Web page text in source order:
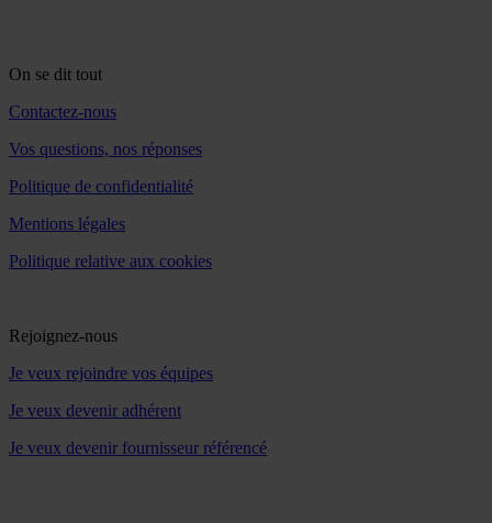
On se dit tout
Contactez-nous
Vos questions, nos réponses
Politique de confidentialité
Mentions légales
Politique relative aux cookies
Rejoignez-nous
Je veux rejoindre vos équipes
Je veux devenir adhérent
Je veux devenir fournisseur référencé